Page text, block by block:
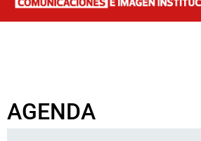
AGENDA